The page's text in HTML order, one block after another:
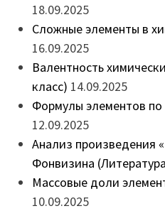
18.09.2025
Сложные элементы в
16.09.2025
Валентность
класс) 14.09.2025
Формулы элементов
12.09.2025
Анализ произведения
Фонвизина
Массовые доли
10.09.2025